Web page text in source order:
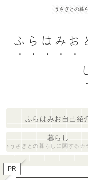
うさぎとの暮
ふらはみ
ふらはみお自己紹
暮らし
うさぎとの暮らしに関するカテゴリ
PR